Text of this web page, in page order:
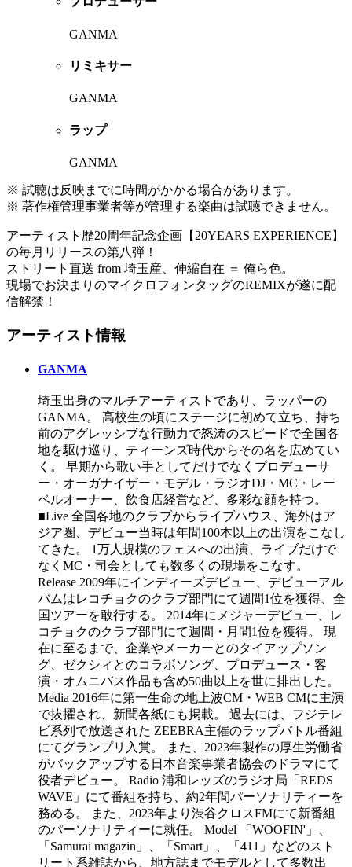
GANMA
リミキサー
GANMA
ラップ
GANMA
※ 試聴は反映までに時間がかかる場合があります。
※ 著作権管理事業者等が管理する楽曲は試聴できません。
アーティスト歴20周年記念企画【20YEARS EXPERIENCE】
の毎月リリースの第八弾！
ストリート直送 from 埼玉産、伸縮自在 ＝ 俺ら色。
現場でお決まりのマイクロフォンタッグのREMIXが遂に配
信解禁！
アーティスト情報
GANMA
埼玉出身のマルチアーティストであり、ラッパーの
GANMA。 高校生の頃にステージに初めて立ち、持ち
前のアグレッシブな行動力で怒涛のスピードで全国各
地を駆け巡り、ティーンズ時代からその名を広めてい
く。 早期から歌い手としてだけでなくプロデューサ
ー・オーガナイザー・モデル・ラジオDJ・MC・レー
ベルオーナー、飲食店経営など、多彩な顔を持つ。
■Live 全国各地のクラブからライブハウス、海外はア
ジア圏、デビュー当時は年間100本以上の出演をこなし
てきた。 1万人規模のフェスへの出演、ライブだけで
なくMC・司会としても数多くの現場をこなす。
Release 2009年にインディーズデビュー、デビューアル
バムはレコチョクのクラブ部門にて週間1位を獲得、全
国ツアーを敢行する。 2014年にメジャーデビュー、レ
コチョクのクラブ部門にて週間・月間1位を獲得。 現
在に至るまで、企業やメーカーとのタイアップソン
グ、ゼクシィとのコラボソング、プロデュース・客
演・オムニバス作品も含め50曲以上を世に排出した。
Media 2016年に第一生命の地上波CM・WEB CMに主演
で抜擢され、新聞各紙にも掲載。 過去には、フジテレ
ビ系列で放送された ZEEBRA主催のラップバトル番組
にてグランプリ入賞。 また、2023年製作の厚生労働省
がバックアップする日本音楽事業者協会のドラマにて
役者デビュー。 Radio 浦和レッズのラジオ局「REDS
WAVE」にて番組を持ち、約2年間パーソナリティーを
務める。 また、2023年より渋谷クロスFMにて新番組
のパーソナリティーに就任。 Model 「WOOFIN'」、
「Samurai magazin」、「Smart」、「411」などのスト
リート系雑誌から、地方誌までモデルとして多数出